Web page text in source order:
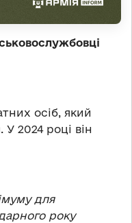
осіб, який
2024 році він
для
року